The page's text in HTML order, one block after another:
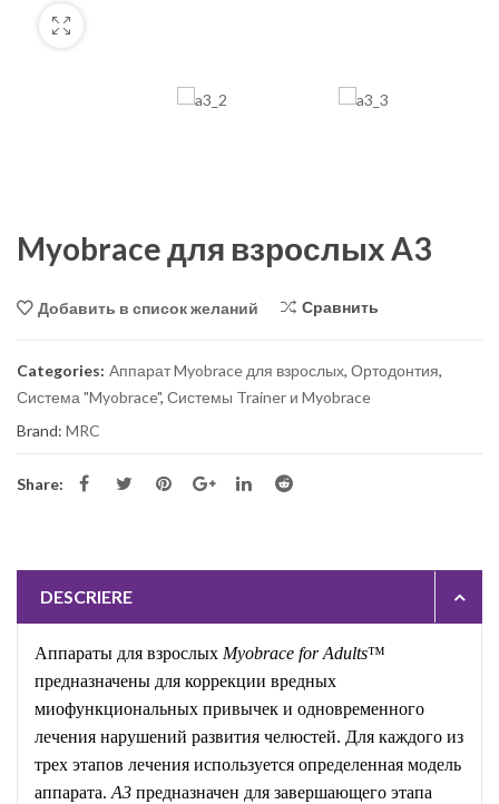
Myobrace для взрослых A3
Добавить в список желаний Сравнить
Categories: Аппарат Myobrace для взрослых, Ортодонтия,
Система "Myobrace", Системы Trainer и Myobrace
Brand: MRC
Share:
DESCRIERE
Аппараты для взрослых Myobrace for Adults™
предназначены для коррекции вредных
миофункциональных привычек и одновременного
лечения нарушений развития челюстей. Для каждого из
трех этапов лечения используется определенная модель
аппарата. A3 предназначен для завершающего этапа